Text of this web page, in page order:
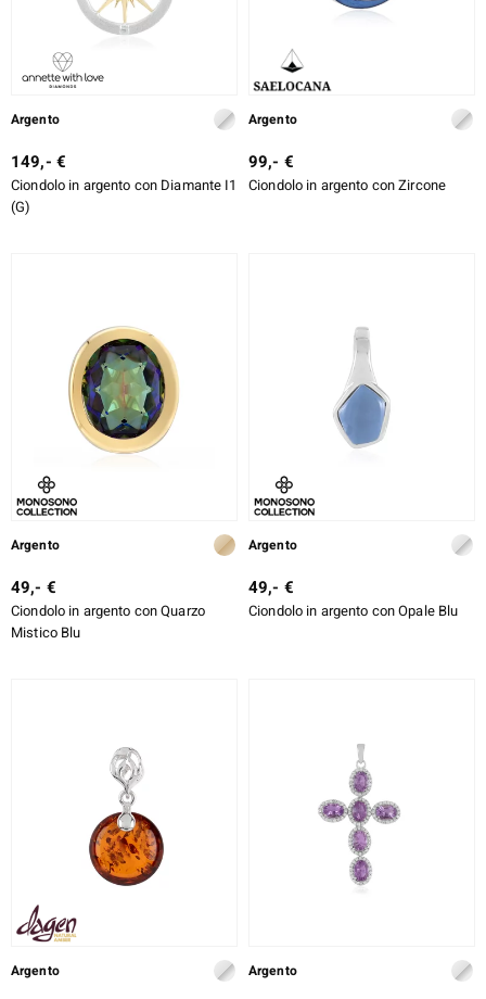
Argento
149,- €
Ciondolo in argento con Diamante I1
(G)
Argento
99,- €
Ciondolo in argento con Zircone
Argento
49,- €
Ciondolo in argento con Quarzo
Mistico Blu
Argento
49,- €
Ciondolo in argento con Opale Blu
Argento Argento